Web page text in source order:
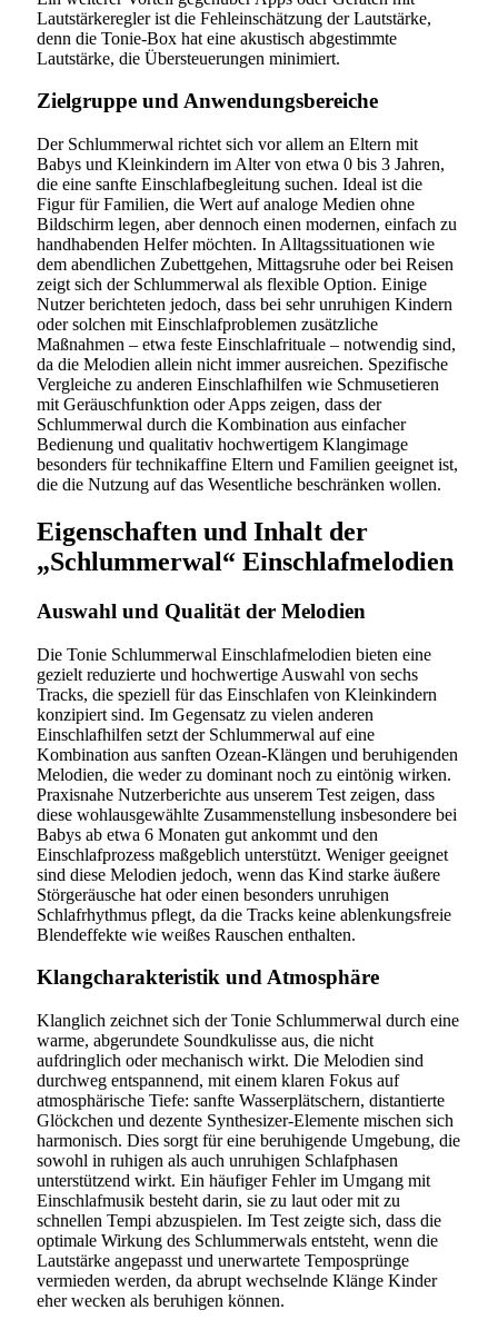
Lautstärkeregler ist die Fehleinschätzung der Lautstärke,
denn die Tonie-Box hat eine akustisch abgestimmte
Lautstärke, die Übersteuerungen minimiert.
Zielgruppe und Anwendungsbereiche
Der Schlummerwal richtet sich vor allem an Eltern mit
Babys und Kleinkindern im Alter von etwa 0 bis 3 Jahren,
die eine sanfte Einschlafbegleitung suchen. Ideal ist die
Figur für Familien, die Wert auf analoge Medien ohne
Bildschirm legen, aber dennoch einen modernen, einfach zu
handhabenden Helfer möchten. In Alltagssituationen wie
dem abendlichen Zubettgehen, Mittagsruhe oder bei Reisen
zeigt sich der Schlummerwal als flexible Option. Einige
Nutzer berichteten jedoch, dass bei sehr unruhigen Kindern
oder solchen mit Einschlafproblemen zusätzliche
Maßnahmen – etwa feste Einschlafrituale – notwendig sind,
da die Melodien allein nicht immer ausreichen. Spezifische
Vergleiche zu anderen Einschlafhilfen wie Schmusetieren
mit Geräuschfunktion oder Apps zeigen, dass der
Schlummerwal durch die Kombination aus einfacher
Bedienung und qualitativ hochwertigem Klangimage
besonders für technikaffine Eltern und Familien geeignet ist,
die die Nutzung auf das Wesentliche beschränken wollen.
Eigenschaften und Inhalt der
„Schlummerwal“ Einschlafmelodien
Auswahl und Qualität der Melodien
Die Tonie Schlummerwal Einschlafmelodien bieten eine
gezielt reduzierte und hochwertige Auswahl von sechs
Tracks, die speziell für das Einschlafen von Kleinkindern
konzipiert sind. Im Gegensatz zu vielen anderen
Einschlafhilfen setzt der Schlummerwal auf eine
Kombination aus sanften Ozean-Klängen und beruhigenden
Melodien, die weder zu dominant noch zu eintönig wirken.
Praxisnahe Nutzerberichte aus unserem Test zeigen, dass
diese wohlausgewählte Zusammenstellung insbesondere bei
Babys ab etwa 6 Monaten gut ankommt und den
Einschlafprozess maßgeblich unterstützt. Weniger geeignet
sind diese Melodien jedoch, wenn das Kind starke äußere
Störgeräusche hat oder einen besonders unruhigen
Schlafrhythmus pflegt, da die Tracks keine ablenkungsfreie
Blendeffekte wie weißes Rauschen enthalten.
Klangcharakteristik und Atmosphäre
Klanglich zeichnet sich der Tonie Schlummerwal durch eine
warme, abgerundete Soundkulisse aus, die nicht
aufdringlich oder mechanisch wirkt. Die Melodien sind
durchweg entspannend, mit einem klaren Fokus auf
atmosphärische Tiefe: sanfte Wasserplätschern, distantierte
Glöckchen und dezente Synthesizer-Elemente mischen sich
harmonisch. Dies sorgt für eine beruhigende Umgebung, die
sowohl in ruhigen als auch unruhigen Schlafphasen
unterstützend wirkt. Ein häufiger Fehler im Umgang mit
Einschlafmusik besteht darin, sie zu laut oder mit zu
schnellen Tempi abzuspielen. Im Test zeigte sich, dass die
optimale Wirkung des Schlummerwals entsteht, wenn die
Lautstärke angepasst und unerwartete Temposprünge
vermieden werden, da abrupt wechselnde Klänge Kinder
eher wecken als beruhigen können.